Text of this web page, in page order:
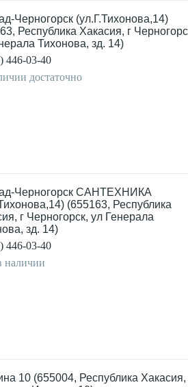
Черногорск (ул.Г.Тихонова,14)
Республика Хакасия, г
Тихонова, зд. 14)
446-03-40
достаточно
Черногорск САНТЕХНИКА
(655163, Республика
г Черногорск, ул Генерала
зд. 14)
446-03-40
наличии
10 (655004, Республика Хакасия,